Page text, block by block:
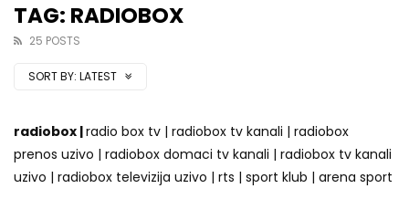
TAG: RADIOBOX
25 POSTS
SORT BY: LATEST
radiobox |radio box tv | radiobox tv kanali | radiobox
prenos uzivo | radiobox domaci tv kanali | radiobox tv kanali
uzivo | radiobox televizija uzivo | rts | sport klub | arena sport